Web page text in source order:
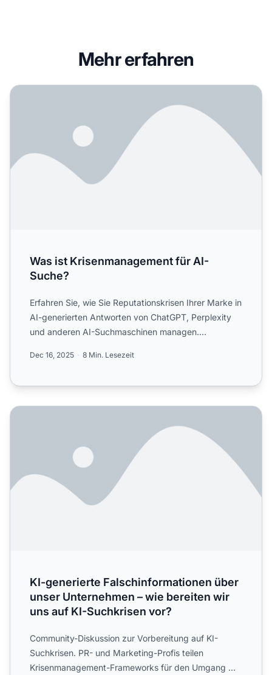
Mehr erfahren
Was ist Krisenmanagement für AI-Suche?
Was ist Krisenmanagement für AI-
Suche?
Erfahren Sie, wie Sie Reputationskrisen Ihrer Marke in
AI-generierten Antworten von ChatGPT, Perplexity
und anderen AI-Suchmaschinen managen.
Dec 16, 2025 8 Min. Lesezeit
KI-generierte Falschinformationen über unser
KI-generierte Falschinformationen über
unser Unternehmen – wie bereiten wir
uns auf KI-Suchkrisen vor?
Community-Diskussion zur Vorbereitung auf KI-
Suchkrisen. PR- und Marketing-Profis teilen
Krisenmanagement-Frameworks für den Umgang mit